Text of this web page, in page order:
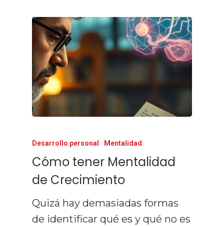
Desarrollo personal Mentalidad
Cómo tener Mentalidad
de Crecimiento
Quizá hay demasiadas formas
de identificar qué es y qué no es